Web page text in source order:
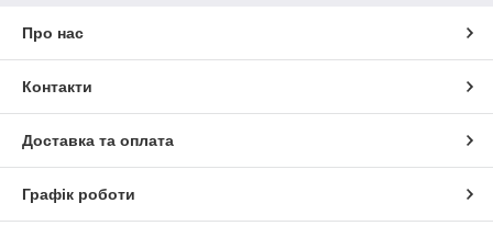
Про нас
Контакти
Доставка та оплата
Графік роботи